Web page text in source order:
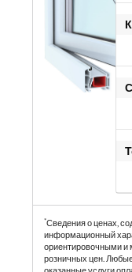
*Сведения о ценах,
информационный
ориентировочными и
розничных цен.
оказанные услуги